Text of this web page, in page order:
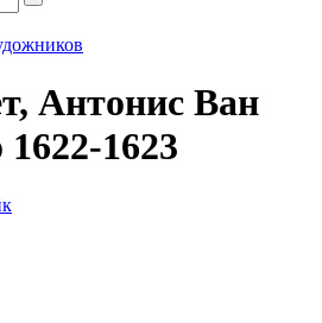
Антонис Ван
1623